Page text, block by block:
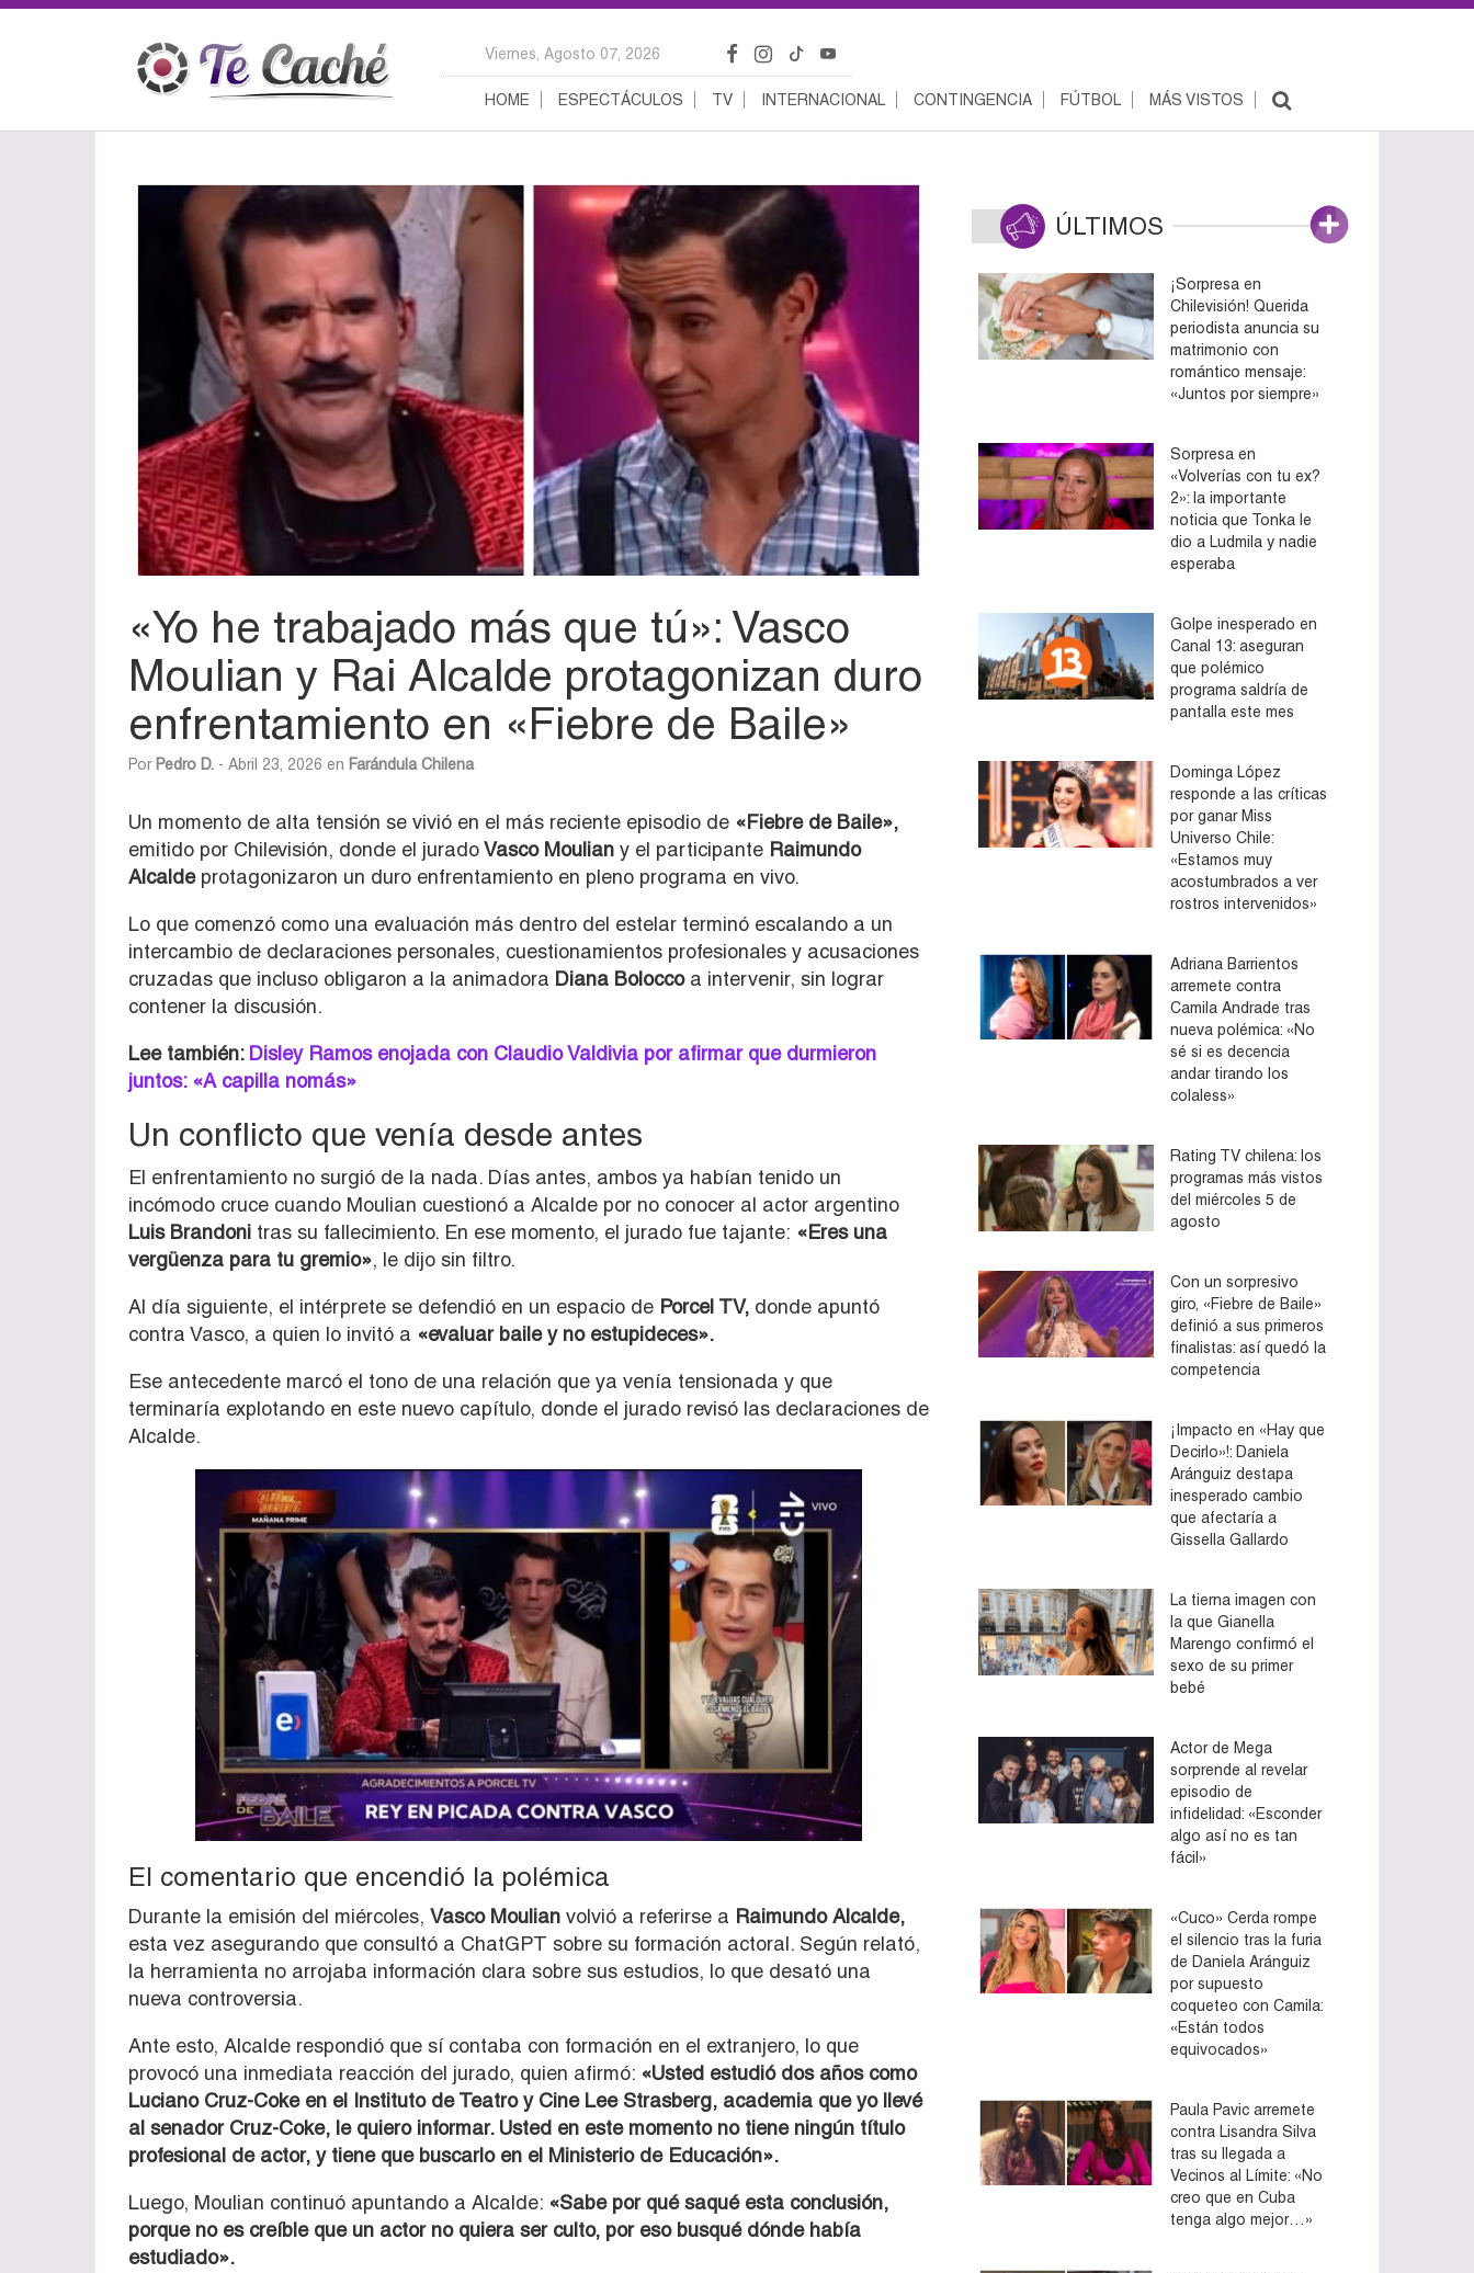
Viernes, Agosto 07, 2026
HOME ESPECTÁCULOS TV INTERNACIONAL CONTINGENCIA FÚTBOL MÁS VISTOS
«Yo he trabajado más que tú»: Vasco
Moulian y Rai Alcalde protagonizan duro
enfrentamiento en «Fiebre de Baile»
Por Pedro D. - Abril 23, 2026 en Farándula Chilena
Un momento de alta tensión se vivió en el más reciente episodio de «Fiebre de Baile»,
emitido por Chilevisión, donde el juradoVasco Moulian y el participante Raimundo
Alcaldeprotagonizaron un duro enfrentamiento en pleno programa en vivo.
Lo que comenzó como una evaluación más dentro del estelar terminó escalando a un
intercambio de declaraciones personales, cuestionamientos profesionales y acusaciones
cruzadas que incluso obligaron a la animadora Diana Boloccoa intervenir, sin lograr
contener la discusión.
Lee también: Disley Ramos enojada con Claudio Valdivia por afirmar que durmieron
juntos: «A capilla nomás»
Un conflicto que venía desde antes
El enfrentamiento no surgió de la nada. Días antes, ambos ya habían tenido un
incómodo cruce cuando Moulian cuestionó a Alcalde por no conocer al actor argentino
Luis Brandoni tras su fallecimiento. En ese momento, el jurado fue tajante: «Eres una
vergüenza para tu gremio», le dijo sin filtro.
Al día siguiente, el intérprete se defendió en un espacio de Porcel TV, donde apuntó
contra Vasco, a quien lo invitó a «evaluar baile y no estupideces».
Ese antecedente marcó el tono de una relación que ya venía tensionada y que
terminaría explotando en este nuevo capítulo, donde el jurado revisó las declaraciones de
Alcalde.
El comentario que encendió la polémica
Durante la emisión del miércoles, Vasco Moulian volvió a referirse a Raimundo Alcalde,
esta vez asegurando que consultó a ChatGPT sobre su formación actoral. Según relató,
la herramienta no arrojaba información clara sobre sus estudios, lo que desató una
nueva controversia.
Ante esto, Alcalde respondió que sí contaba con formación en el extranjero, lo que
provocó una inmediata reacción del jurado, quien afirmó: «Usted estudió dos años como
Luciano Cruz-Coke en el Instituto de Teatro y Cine Lee Strasberg, academia que yo llevé
al senador Cruz-Coke, le quiero informar. Usted en este momento no tiene ningún título
profesional de actor, y tiene que buscarlo en el Ministerio de Educación».
Luego, Moulian continuó apuntando a Alcalde: «Sabe por qué saqué esta conclusión,
porque no es creíble que un actor no quiera ser culto, por eso busqué dónde había
estudiado».
ÚLTIMOS
¡Sorpresa en
Chilevisión! Querida
periodista anuncia su
matrimonio con
romántico mensaje:
«Juntos por siempre»
Sorpresa en
«Volverías con tu ex?
2»: la importante
noticia que Tonka le
dio a Ludmila y nadie
esperaba
Golpe inesperado en
Canal 13: aseguran
que polémico
programa saldría de
pantalla este mes
Dominga López
responde a las críticas
por ganar Miss
Universo Chile:
«Estamos muy
acostumbrados a ver
rostros intervenidos»
Adriana Barrientos
arremete contra
Camila Andrade tras
nueva polémica: «No
sé si es decencia
andar tirando los
colaless»
Rating TV chilena: los
programas más vistos
del miércoles 5 de
agosto
Con un sorpresivo
giro, «Fiebre de Baile»
definió a sus primeros
finalistas: así quedó la
competencia
¡Impacto en «Hay que
Decirlo»!: Daniela
Aránguiz destapa
inesperado cambio
que afectaría a
Gissella Gallardo
La tierna imagen con
la que Gianella
Marengo confirmó el
sexo de su primer
bebé
Actor de Mega
sorprende al revelar
episodio de
infidelidad: «Esconder
algo así no es tan
fácil»
«Cuco» Cerda rompe
el silencio tras la furia
de Daniela Aránguiz
por supuesto
coqueteo con Camila:
«Están todos
equivocados»
Paula Pavic arremete
contra Lisandra Silva
tras su llegada a
Vecinos al Límite: «No
creo que en Cuba
tenga algo mejor…»